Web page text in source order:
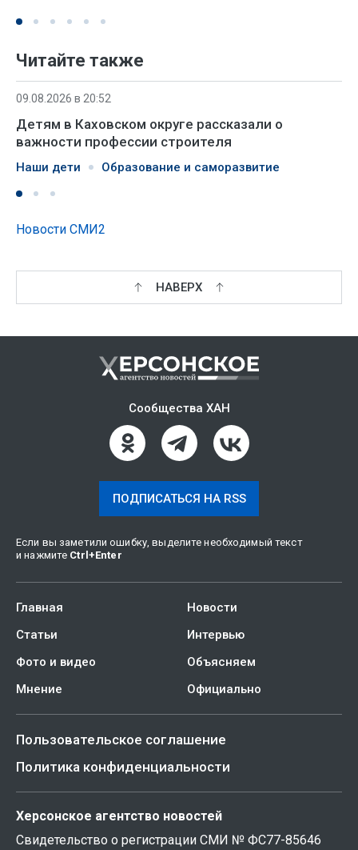
Читайте также
09.08.2026 в 20:52
Детям в Каховском округе рассказали о
важности профессии строителя
Наши дети Образование и саморазвитие
Новости СМИ2
НАВЕРХ
Сообщества ХАН
ПОДПИСАТЬСЯ НА RSS
Если вы заметили ошибку, выделите необходимый текст
и нажмите Ctrl +Enter
Главная
Новости
Статьи
Интервью
Фото и видео
Объясняем
Мнение
Официально
Пользовательское соглашение
Политика конфиденциальности
Херсонское агентство новостей
Свидетельство о регистрации СМИ № ФС77-85646